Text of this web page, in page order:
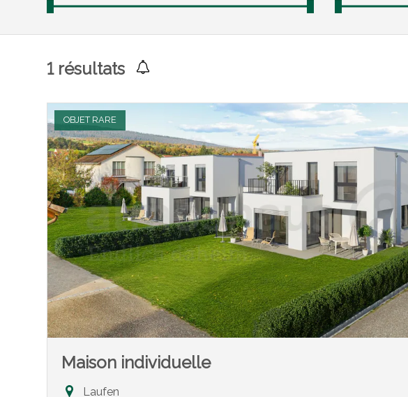
1résultats
OBJET RARE
Maison individuelle
Laufen